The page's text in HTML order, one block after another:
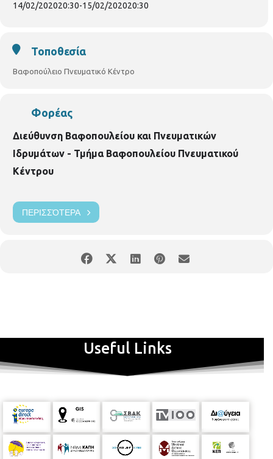
14/02/202020:30-15/02/202020:30
Τοποθεσία
Βαφοπούλειο Πνευματικό Κέντρο
Φορέας
Διεύθυνση Βαφοπουλείου και Πνευματικών
Ιδρυμάτων - Τμήμα Βαφοπουλείου Πνευματικού
Κέντρου
ΠΕΡΙΣΣΌΤΕΡΑ
Useful Links